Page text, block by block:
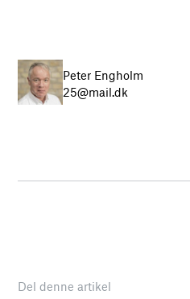
Peter Engholm
25@mail.dk
Del denne artikel